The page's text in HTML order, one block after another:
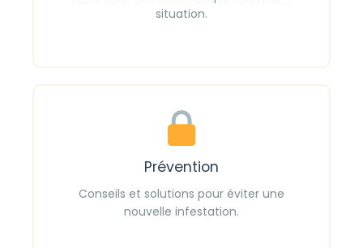
situation.
Prévention
Conseils et solutions pour éviter une
nouvelle infestation.